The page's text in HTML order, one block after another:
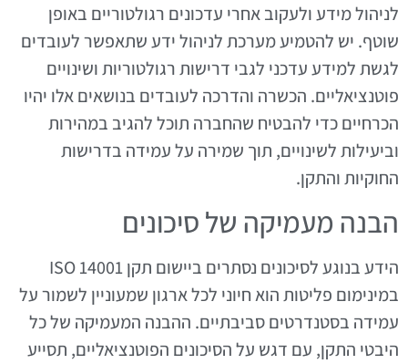
לניהול מידע ולעקוב אחרי עדכונים רגולטוריים באופן
שוטף. יש להטמיע מערכת לניהול ידע שתאפשר לעובדים
לגשת למידע עדכני לגבי דרישות רגולטוריות ושינויים
פוטנציאליים. הכשרה והדרכה לעובדים בנושאים אלו יהיו
הכרחיים כדי להבטיח שהחברה תוכל להגיב במהירות
וביעילות לשינויים, תוך שמירה על עמידה בדרישות
החוקיות והתקן.
הבנה מעמיקה של סיכונים
הידע בנוגע לסיכונים נסתרים ביישום תקן ISO 14001
במינימום פליטות הוא חיוני לכל ארגון שמעוניין לשמור על
עמידה בסטנדרטים סביבתיים. ההבנה המעמיקה של כל
היבטי התקן, עם דגש על הסיכונים הפוטנציאליים, תסייע